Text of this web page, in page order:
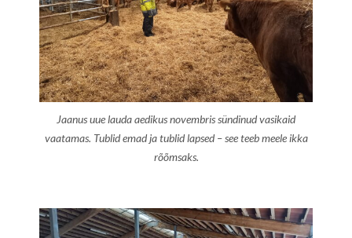
Jaanus uue lauda aedikus novembris sündinud vasikaid
vaatamas. Tublid emad ja tublid lapsed – see teeb meele ikka
rõõmsaks.